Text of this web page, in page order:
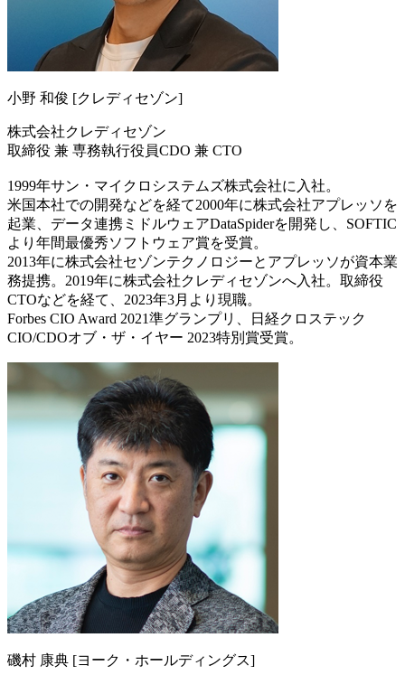
小野 和俊 [クレディセゾン]
株式会社クレディセゾン
取締役 兼 専務執行役員CDO 兼 CTO
1999年サン・マイクロシステムズ株式会社に入社。
米国本社での開発などを経て2000年に株式会社アプレッソを
起業、データ連携ミドルウェアDataSpiderを開発し、SOFTIC
より年間最優秀ソフトウェア賞を受賞。
2013年に株式会社セゾンテクノロジーとアプレッソが資本業
務提携。2019年に株式会社クレディセゾンへ入社。取締役
CTOなどを経て、2023年3月より現職。
Forbes CIO Award 2021準グランプリ、日経クロステック
CIO/CDOオブ・ザ・イヤー 2023特別賞受賞。
磯村 康典 [ヨーク・ホールディングス]